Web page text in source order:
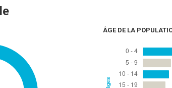
ÂGE DE LA